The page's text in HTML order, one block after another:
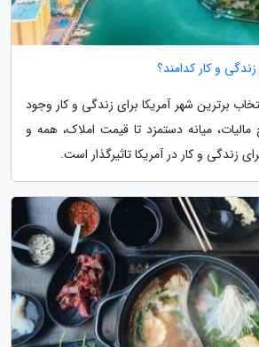
و کار کدامند؟
برترین شهر آمریکا برای زندگی و کار وجود
میانه دستمزد تا قیمت املاک، همه و
زندگی و کار در آمریکا تاثیرگذار است.